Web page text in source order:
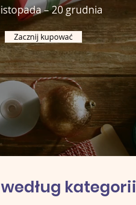
– 20 grudnia
Zacznij kupować
kategorii